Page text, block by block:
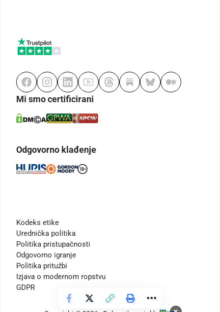
Mi smo certificirani
Odgovorno klađenje
Kodeks etike
Urednička politika
Politika pristupačnosti
Odgovorno igranje
Politika pritužbi
Izjava o modernom ropstvu
GDPR